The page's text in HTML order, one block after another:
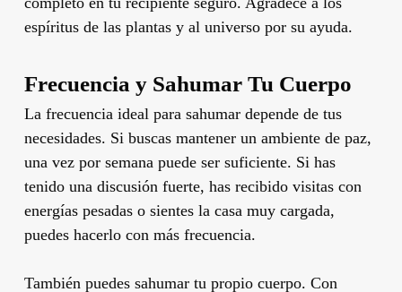
espíritus de las plantas y al universo por su ayuda.
Frecuencia y Sahumar Tu Cuerpo
La frecuencia ideal para sahumar depende de tus
necesidades. Si buscas mantener un ambiente de paz,
una vez por semana puede ser suficiente. Si has
tenido una discusión fuerte, has recibido visitas con
energías pesadas o sientes la casa muy cargada,
puedes hacerlo con más frecuencia.
También puedes sahumar tu propio cuerpo. Con